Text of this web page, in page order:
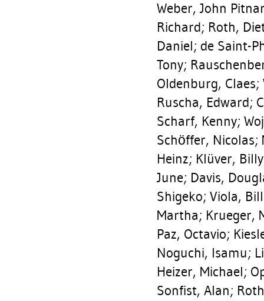
Weber, John
Richard; Roth,
Daniel; de Saint-
Tony;
Oldenburg, Claes;
Ruscha, Edward;
Scharf, Kenny;
Schöffer, Nicolas;
Heinz; Klüver, Billy
June; Davis,
Shigeko; Viola, Bill
Martha; Krueger,
Paz, Octavio;
Noguchi, Isamu;
Heizer, Michael;
Sonfist, Alan;